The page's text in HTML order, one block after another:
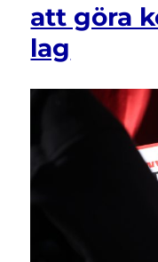
att göra
lag